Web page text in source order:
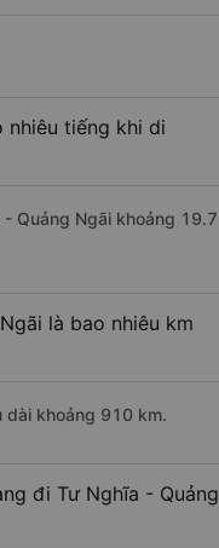
nhiêu tiếng khi di
Quảng Ngãi khoảng 19.7
là bao nhiêu km
dài khoảng 910 km.
đi Tư Nghĩa - Quảng